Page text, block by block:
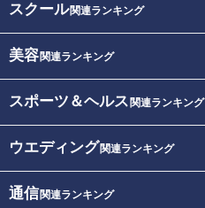
スクール関連ランキング
美容関連ランキング
スポーツ＆ヘルス 関連ランキング
ウエディング関連ランキング
通信関連ランキング